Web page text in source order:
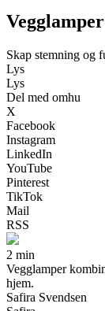
Skap stemning og
Lys
Lys
Del med omhu
X
Facebook
Instagram
LinkedIn
YouTube
Pinterest
TikTok
Mail
RSS
2 min
Vegglamper
hjem.
Safira Svendsen